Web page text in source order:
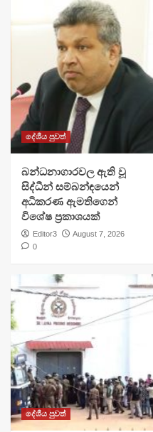
දේශීය පුවත්
බන්ධනාගාරවල ඇති වූ
සිද්ධීන් සම්බන්ඳයෙන්
අධිකරණ ඇමතිගෙන්
විශේෂ ප්‍රකාශයක්
Editor3
August 7, 2026
0
දේශීය පුවත්